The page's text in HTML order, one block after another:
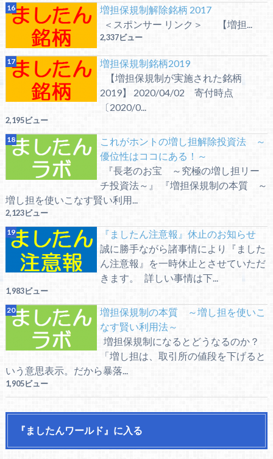
増担保規制解除銘柄 2017
＜スポンサー リンク＞ 【増担...
2,337ビュー
増担保規制銘柄2019
【増担保規制が実施された銘柄
2019】 2020/04/02 寄付時点
〔2020/0...
2,195ビュー
これがホントの増し担解除投資法 ～
優位性はココにある！～
『長老のお宝 ～究極の増し担リー
チ投資法～』 『増担保規制の本質 ～
増し担を使いこなす賢い利用...
2,123ビュー
『ましたん注意報』休止のお知らせ
誠に勝手ながら諸事情により『ました
ん注意報』を一時休止とさせていただ
きます。 詳しい事情は下...
1,983ビュー
増担保規制の本質 ～増し担を使いこ
なす賢い利用法～
増担保規制になるとどうなるのか？
「増し担は、取引所の値段を下げると
いう意思表示。だから暴落...
1,905ビュー
『ましたんワールド』に入る